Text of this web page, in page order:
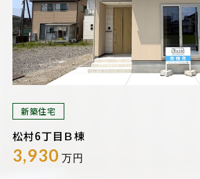
新築住宅
松村6丁目Ｂ棟
3,930 万円